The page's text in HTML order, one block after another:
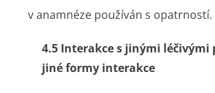
v anamnéze používán s opatrností.
4.5 Interakce s jinými léčivými
jiné formy interakce